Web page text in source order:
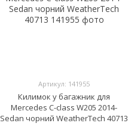
Артикул: 141955
Килимок у багажник для
Mercedes C-class W205 2014-
Sedan чорний WeatherTech 40713